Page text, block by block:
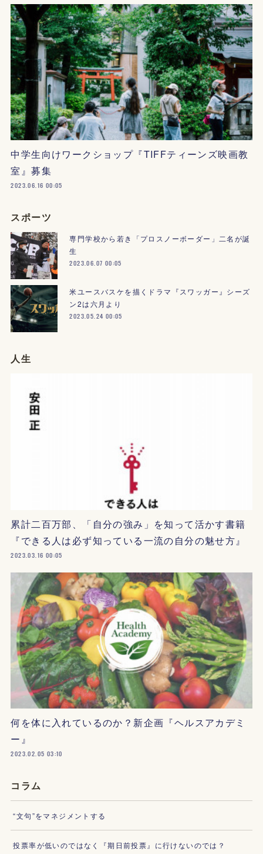
中学生向けワークショップ『TIFFティーンズ映画教
室』募集
2023.06.16 00:05
スポーツ
専門学校から若き「プロスノーボーダー」二名が誕
生
2023.06.07 00:05
米ユースバスケを描くドラマ『スワッガー』シーズ
ン2は六月より
2023.05.24 00:05
人生
累計二百万部、「自分の強み」を知って活かす書籍
『できる人は必ず知っている一流の自分の魅せ方』
2023.03.16 00:05
何を体に入れているのか？新企画『ヘルスアカデミ
ー』
2023.02.05 03:10
コラム
“文句”をマネジメントする
投票率が低いのではなく『期日前投票』に行けないのでは？